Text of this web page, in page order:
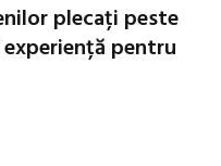
plecați peste
pentru